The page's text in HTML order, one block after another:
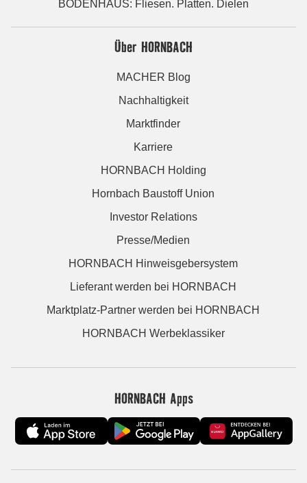
BODENHAUS: Fliesen. Platten. Dielen
Über HORNBACH
MACHER Blog
Nachhaltigkeit
Marktfinder
Karriere
HORNBACH Holding
Hornbach Baustoff Union
Investor Relations
Presse/Medien
HORNBACH Hinweisgebersystem
Lieferant werden bei HORNBACH
Marktplatz-Partner werden bei HORNBACH
HORNBACH Werbeklassiker
HORNBACH Apps